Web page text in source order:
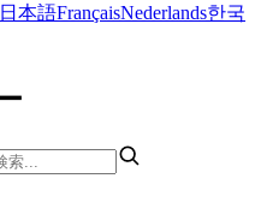
日本語FrançaisNederlands한국